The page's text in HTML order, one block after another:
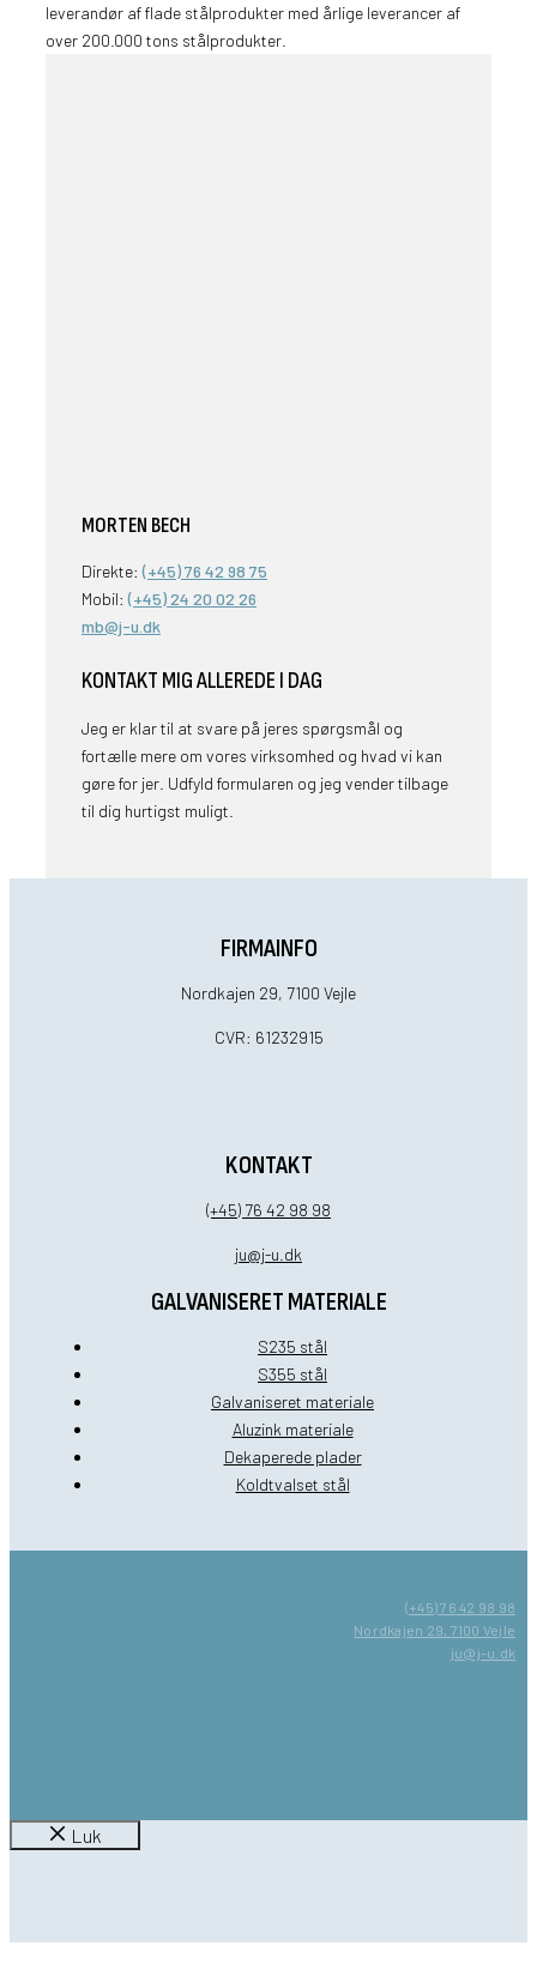
leverandør af flade stålprodukter med årlige leverancer af
over 200.000 tons stålprodukter.
MORTEN BECH
Direkte:(+45) 76 42 98 75
Mobil:(+45) 24 20 02 26
mb@j-u.dk
KONTAKT MIG ALLEREDE I DAG
Jeg er klar til at svare på jeres spørgsmål og
fortælle mere om vores virksomhed og hvad vi kan
gøre for jer. Udfyld formularen og jeg vender tilbage
til dig hurtigst muligt.
FIRMAINFO
Nordkajen 29, 7100 Vejle
CVR: 61232915
KONTAKT
(+45) 76 42 98 98
ju@j-u.dk
GALVANISERET MATERIALE
S235 stål
S355 stål
Galvaniseret materiale
Aluzink materiale
Dekaperede plader
Koldtvalset stål
(+45) 76 42 98 98
Nordkajen 29, 7100 Vejle
ju@j-u.dk
Luk